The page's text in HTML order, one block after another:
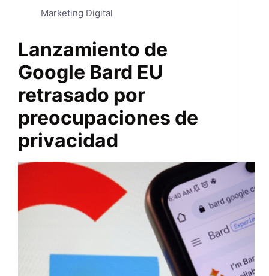
Marketing Digital
Lanzamiento de
Google Bard EU
retrasado por
preocupaciones de
privacidad